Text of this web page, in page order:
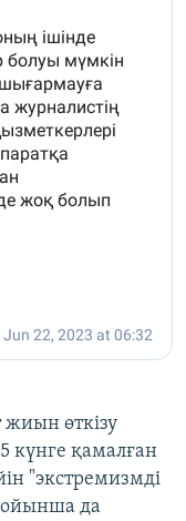
өткізу
күнге қамалған
"экстремизмді
да